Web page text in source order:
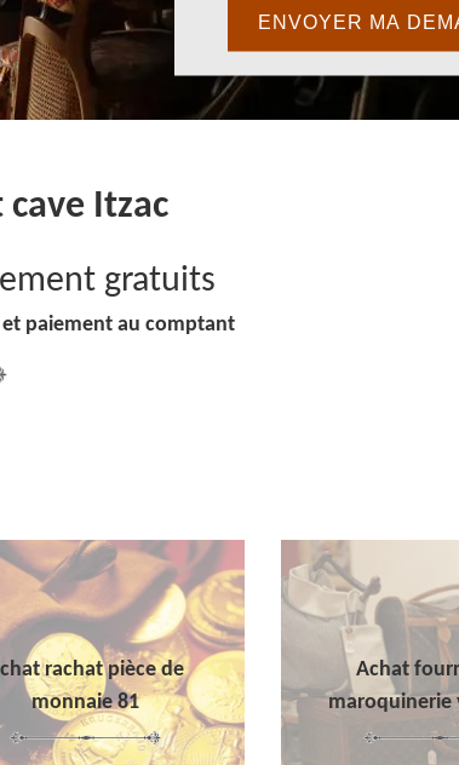
Itzac
gratuits
paiement au comptant
rachat pièce de
monnaie 81
Achat
maroquinerie